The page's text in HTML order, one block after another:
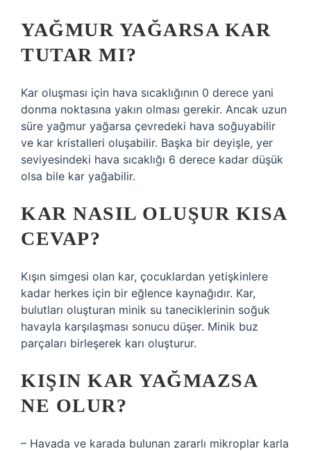
YAĞMUR YAĞARSA KAR
TUTAR MI?
Kar oluşması için hava sıcaklığının 0 derece yani
donma noktasına yakın olması gerekir. Ancak uzun
süre yağmur yağarsa çevredeki hava soğuyabilir
ve kar kristalleri oluşabilir. Başka bir deyişle, yer
seviyesindeki hava sıcaklığı 6 derece kadar düşük
olsa bile kar yağabilir.
KAR NASIL OLUŞUR KISA
CEVAP?
Kışın simgesi olan kar, çocuklardan yetişkinlere
kadar herkes için bir eğlence kaynağıdır. Kar,
bulutları oluşturan minik su taneciklerinin soğuk
havayla karşılaşması sonucu düşer. Minik buz
parçaları birleşerek karı oluşturur.
KIŞIN KAR YAĞMAZSA
NE OLUR?
– Havada ve karada bulunan zararlı mikroplar karla